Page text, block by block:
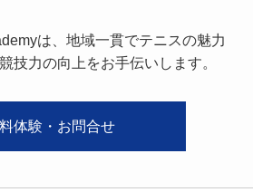
は、地域一貫でテニスの魅力
技力の向上をお手伝いします。
体験・お問合せ